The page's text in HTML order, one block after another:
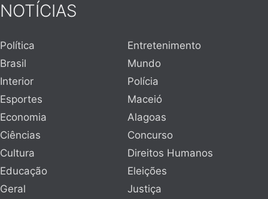
NOTÍCIAS
Política
Entretenimento
Brasil
Mundo
Interior
Polícia
Esportes
Maceió
Economia
Alagoas
Ciências
Concurso
Cultura
Direitos Humanos
Educação
Eleições
Geral
Justiça